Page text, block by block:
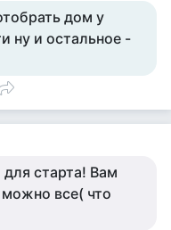
дом у
ну и остальное -
старта! Вам
можно все( что